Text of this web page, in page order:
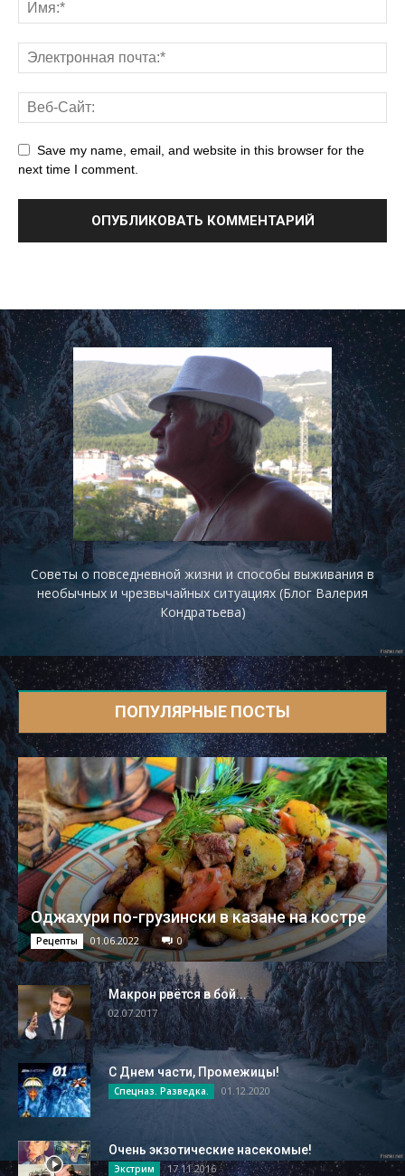
Save my name, email, and website in this browser for the
next time I comment.
Советы о повседневной жизни и способы выживания в
необычных и чрезвычайных ситуациях (Блог Валерия
Кондратьева)
ПОПУЛЯРНЫЕ ПОСТЫ
Оджахури по-грузински в казане на костре
Рецепты 01.06.2022 0
Макрон рвётся в бой...
02.07.2017
С Днем части, Промежицы!
Спецназ. Разведка. 01.12.2020
Очень экзотические насекомые!
Экстрим 17.11.2016